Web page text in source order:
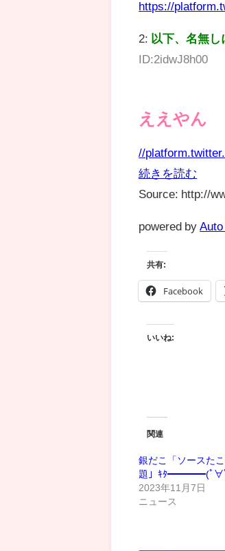
https://
2: 以下、名無
ID:2idwJ8h00
ええやん
//
続きを読む
Source: http://
powered by
共有:
Facebook
いいね:
関連
銀だこ「ソースた
題」ｷﾀ━━━━(ﾟ
2023年11月7日
ニュース